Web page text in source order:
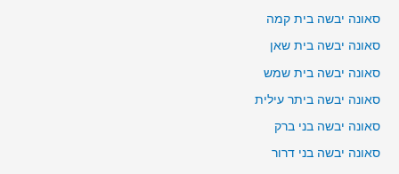
סאונה יבשה בית קמה
סאונה יבשה בית שאן
סאונה יבשה בית שמש
סאונה יבשה ביתר עילית
סאונה יבשה בני ברק
סאונה יבשה בני דרור